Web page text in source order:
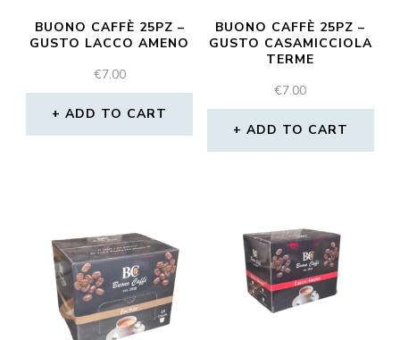
BUONO CAFFÈ 25PZ –
GUSTO LACCO AMENO
€7.00
ADD TO CART
BUONO CAFFÈ 25PZ –
GUSTO CASAMICCIOLA
TERME
€7.00
ADD TO CART